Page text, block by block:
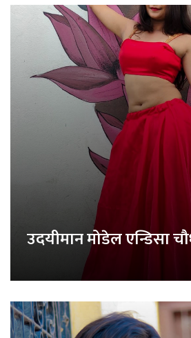
उदयीमान मोडेल एन्डिसा